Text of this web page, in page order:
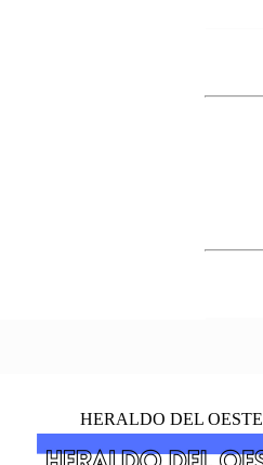
HERALDO DEL OESTE